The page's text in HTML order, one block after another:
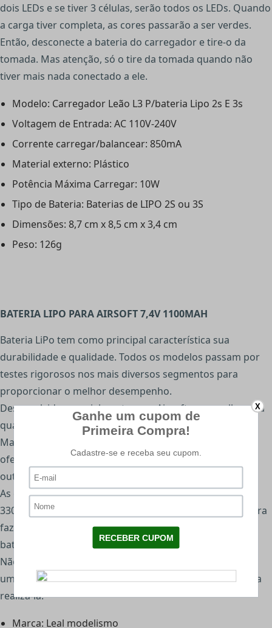
dois LEDs e se tiver 3 células, serão todos os LEDs. Quando
a carga tiver completa, as cores passarão a ser verdes.
Então, desconecte a bateria do carregador e tire-o da
tomada. Mas atenção, só o tire da tomada quando não
tiver mais nada conectado a ele.
Modelo: Carregador Leão L3 P/bateria Lipo 2s E 3s
Voltagem de Entrada: AC 110V-240V
Corrente carregar/balancear: 850mA
Material externo: Plástico
Potência Máxima Carregar: 10W
Tipo de Bateria: Baterias de LIPO 2S ou 3S
Dimensões: 8,7 cm x 8,5 cm x 3,4 cm
Peso: 126g
BATERIA LIPO PARA AIRSOFT 7,4V 1100MAH
Bateria LiPo tem como principal característica sua
durabilidade e qualidade. Todos os modelos passam por
testes rigorosos nos mais diversos segmentos para
proporcionar o melhor desempenho.
Desenvolvida especialmente para Airsoft para melhorar a
qualidade dos seus disparos
Mais leve com uma capacidade de carga maior, além de
oferecer uma resposta do gatilho mais rápida que os
outros modelos de bateria.
As correntes de carga podem variar desde 1000mAh até
3300mAh. Pra você que está procurando um UpGrade pra
fazer na sua AEG, o mais simples e bem útil é trocar a
bateria convencional por uma de Li-Po.
Não pode ser totalmente descarregada, porque contém
uma reação química constante e necessita de carga para
realizá-la.
Marca: Leal modelismo
X